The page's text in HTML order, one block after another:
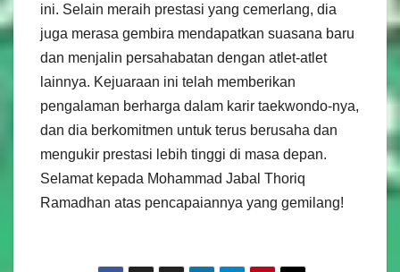
ini. Selain meraih prestasi yang cemerlang, dia
juga merasa gembira mendapatkan suasana baru
dan menjalin persahabatan dengan atlet-atlet
lainnya. Kejuaraan ini telah memberikan
pengalaman berharga dalam karir taekwondo-nya,
dan dia berkomitmen untuk terus berusaha dan
mengukir prestasi lebih tinggi di masa depan.
Selamat kepada Mohammad Jabal Thoriq
Ramadhan atas pencapaiannya yang gemilang!